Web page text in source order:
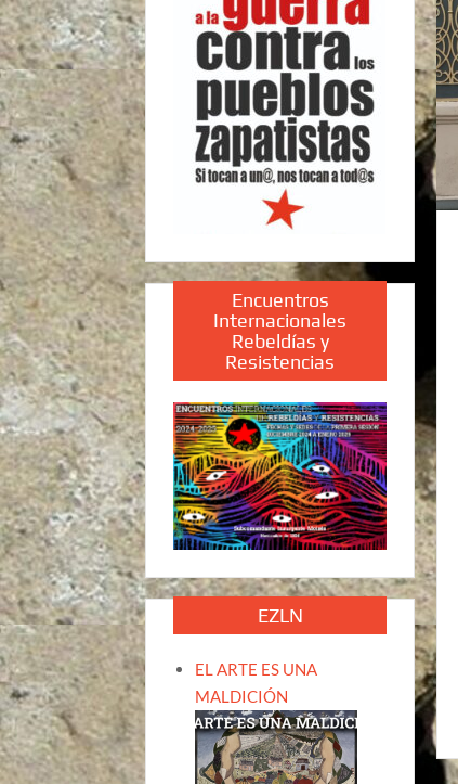
Encuentros
Internacionales
Rebeldías y
Resistencias
EZLN
EL ARTE ES UNA
MALDICIÓN